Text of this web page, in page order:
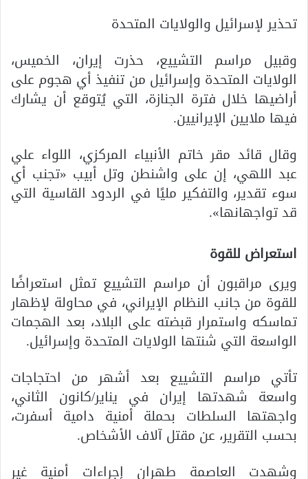
تحذير لإسرائيل والولايات المتحدة
وقبيل مراسم التشييع، حذرت إيران، الخميس،
الولايات المتحدة وإسرائيل من تنفيذ أي هجوم على
أراضيها خلال فترة الجنازة، التي يُتوقع أن يشارك
فيها ملايين الإيرانيين.
وقال قائد مقر خاتم الأنبياء المركزي، اللواء علي
عبد اللهي، إن على واشنطن وتل أبيب «تجنب أي
سوء تقدير، والتفكير مليًا في الردود القاسية التي
قد تواجهانها».
استعراض للقوة
ويرى مراقبون أن مراسم التشييع تمثل استعراضًا
للقوة من جانب النظام الإيراني، في محاولة لإظهار
تماسكه واستمرار قبضته على البلاد، بعد الهجمات
الواسعة التي شنتها الولايات المتحدة وإسرائيل.
تأتي مراسم التشييع بعد أشهر من احتجاجات
واسعة شهدتها إيران في يناير/كانون الثاني،
واجهتها السلطات بحملة أمنية دامية أسفرت،
بحسب التقرير، عن مقتل آلاف الأشخاص.
وشهدت العاصمة طهران إجراءات أمنية غير